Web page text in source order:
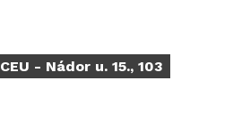
CEU - Nádor u. 15., 103